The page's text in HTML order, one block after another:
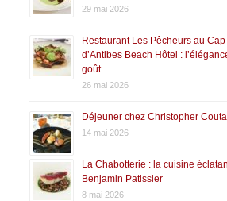
29 mai 2026
Restaurant Les Pêcheurs au Cap
d’Antibes Beach Hôtel :
goût
26 mai 2026
Déjeuner chez Christopher
14 mai 2026
La Chabotterie : la cuisine
Benjamin Patissier
8 mai 2026